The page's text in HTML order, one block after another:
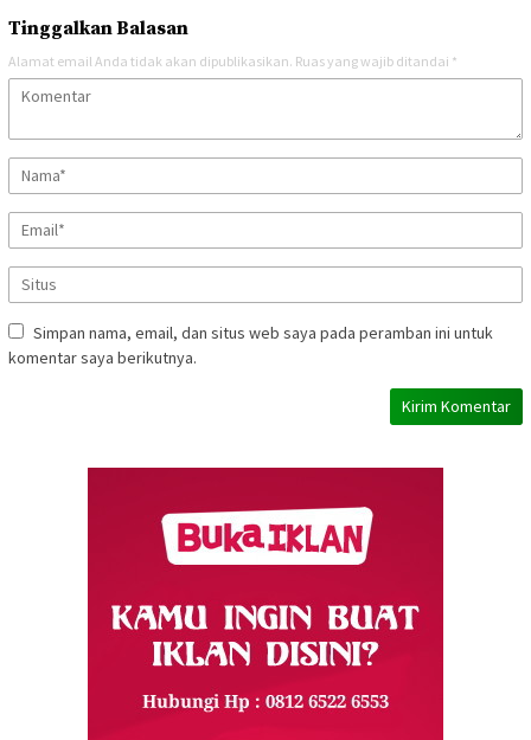
Tinggalkan Balasan
Alamat email Anda tidak akan dipublikasikan. Ruas yang wajib ditandai *
Simpan nama, email, dan situs web saya pada peramban ini untuk
komentar saya berikutnya.